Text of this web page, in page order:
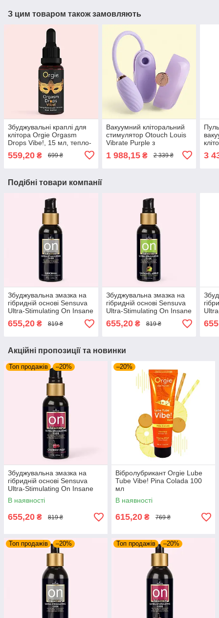
З цим товаром також замовляють
Збуджувальні краплі для
клітора Orgie Orgasm
Drops Vibe!, 15 мл, тепло-
559,20 ₴ 699 ₴
Вакуумний кліторальний
стимулятор Otouch Louis
Vibrate Purple з
1 988,15₴ 2 339 ₴ 3
Подібні товари компанії
Збуджувальна змазка на
гібридній основі Sensuva
Ultra-Stimulating On Insane
(57 мл)
655,20 ₴ 819 ₴
Збуджувальна змазка на
гібридній основі Sensuva
Ultra-Stimulating On Insane
Caramel Apple (57 мл)
655,20₴ 819 ₴
Акційні пропозиції та новинки
Топ продажів –20%
Збуджувальна змазка на
гібридній основі Sensuva
Ultra-Stimulating On Insane
Cherry Pop (57 мл)
В наявності
655,20 ₴ 819 ₴
–20%
Вібролубрикант Orgie Lube
Tube Vibe! Pina Colada 100
мл
В наявності
615,20 ₴ 769 ₴
Топ продажів –20% Топ продажів –20%